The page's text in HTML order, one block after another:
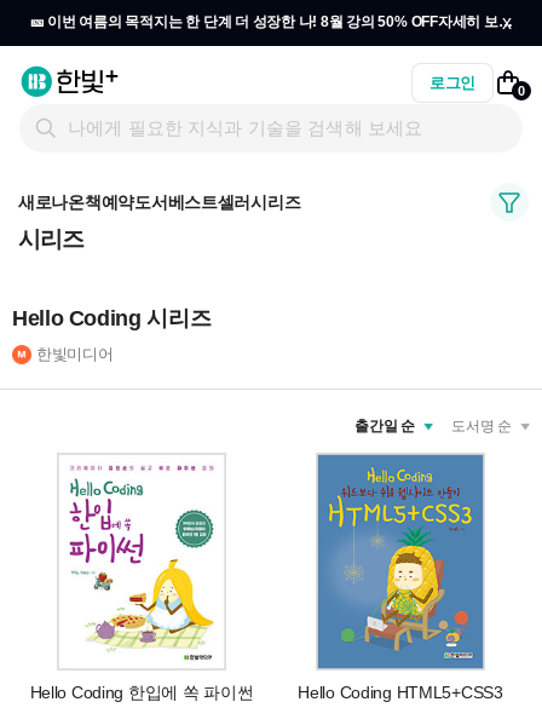
🎫 이번 여름의 목적지는 한 단계 더 성장한 나! 8월 강의 50% OFF자세히 보기
x
로그인 0
새로나온책예약도서베스트셀러시리즈
시리즈
Hello Coding 시리즈
한빛미디어
도서명 순
출간일 순
Hello Coding 한입에 쏙 파이썬 Hello Coding HTML5+CSS3